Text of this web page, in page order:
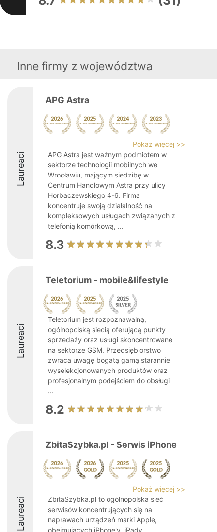
Inne firmy z województwa
Laureaci
APG Astra
Pokaż więcej >>
APG Astra jest ważnym podmiotem w
sektorze technologii mobilnych we
Wrocławiu, mającym siedzibę w
Centrum Handlowym Astra przy ulicy
Horbaczewskiego 4-6. Firma
koncentruje swoją działalność na
kompleksowych usługach związanych z
telefonią komórkową, ...
8.3
Laureaci
Teletorium - mobile&lifestyle
Teletorium jest rozpoznawalną,
ogólnopolską siecią oferującą punkty
sprzedaży oraz usługi skoncentrowane
na sektorze GSM. Przedsiębiorstwo
zwraca uwagę bogatą gamą starannie
wyselekcjonowanych produktów oraz
profesjonalnym podejściem do obsługi
...
8.2
Laureaci
ZbitaSzybka.pl - Serwis iPhone
Pokaż więcej >>
ZbitaSzybka.pl to ogólnopolska sieć
serwisów koncentrujących się na
naprawach urządzeń marki Apple,
obejmujących iPhone'y, iPady,